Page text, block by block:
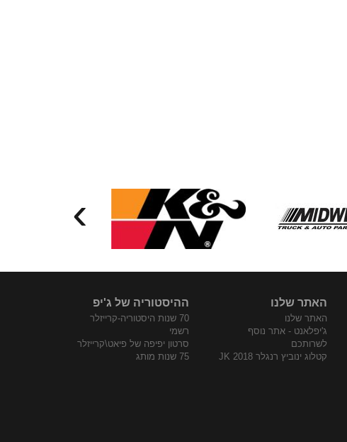
›
האתר שלנו
האתר שלנו
ג'יפלאנט - אתר נוסף
לשרותכם
קטלוג ינוביץ רנגלר JK 2018
ההיסטוריה של ג'יפ
70 שנות היסטוריה-קרייזלר
רשמי
סרטון יפיפה של פיאט\קרייזלר
75 שנות מותג